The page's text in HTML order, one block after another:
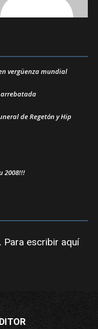
vergüenza mundial
arrebatada
de Regetón y Hip
2008!!!
Para escribir aquí